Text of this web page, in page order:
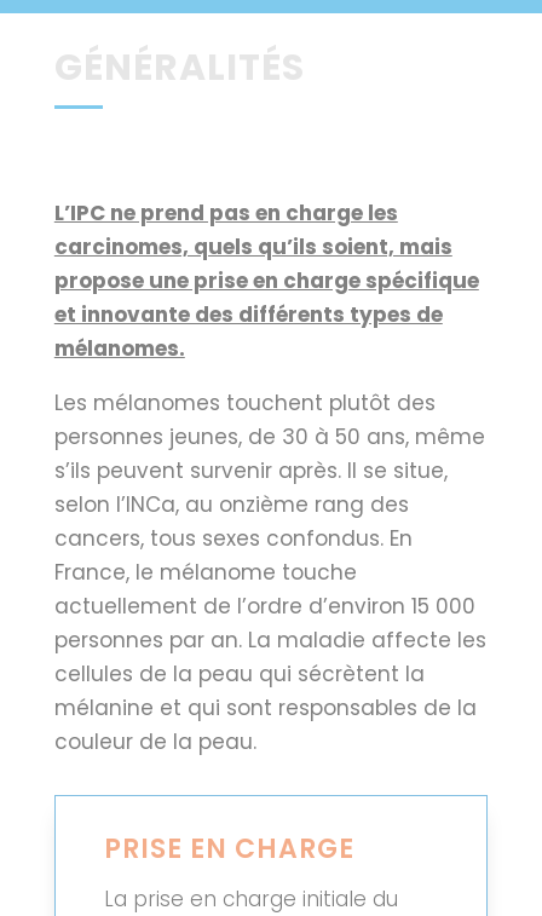
GÉNÉRALITÉS
L’IPC ne prend pas en charge les
carcinomes, quels qu’ils soient, mais
propose une prise en charge spécifique
et innovante des différents types de
mélanomes.
Les mélanomes touchent plutôt des
personnes jeunes, de 30 à 50 ans, même
s’ils peuvent survenir après. Il se situe,
selon l’INCa, au onzième rang des
cancers, tous sexes confondus. En
France, le mélanome touche
actuellement de l’ordre d’environ 15 000
personnes par an. La maladie affecte les
cellules de la peau qui sécrètent la
mélanine et qui sont responsables de la
couleur de la peau.
PRISE EN CHARGE
La prise en charge initiale du